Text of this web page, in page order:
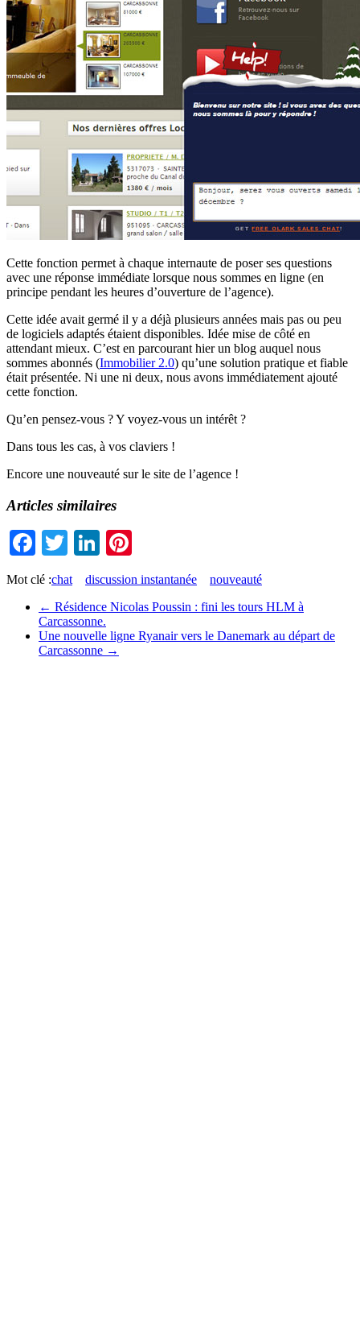
Cette fonction permet à chaque internaute de poser ses questions
avec une réponse immédiate lorsque nous sommes en ligne (en
principe pendant les heures d’ouverture de l’agence).
Cette idée avait germé il y a déjà plusieurs années mais pas ou peu
de logiciels adaptés étaient disponibles. Idée mise de côté en
attendant mieux. C’est en parcourant hier un blog auquel nous
sommes abonnés (Immobilier 2.0) qu’une solution pratique et fiable
était présentée. Ni une ni deux, nous avons immédiatement ajouté
cette fonction.
Qu’en pensez-vous ? Y voyez-vous un intérêt ?
Dans tous les cas, à vos claviers !
Encore une nouveauté sur le site de l’agence !
Articles similaires
Facebook
TwitterLinkedIn
Mot clé :chat discussion instantanée
nouveauté
← Résidence Nicolas Poussin : fini les tours HLM à
Carcassonne.
Une nouvelle ligne Ryanair vers le Danemark au départ de
Carcassonne →